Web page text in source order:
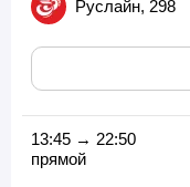
Руслайн, 298
13:45 → 22:50
прямой